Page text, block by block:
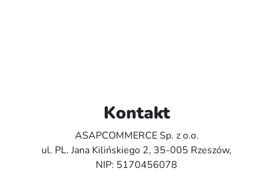
Kontakt
ASAPCOMMERCE Sp. z o.o.
ul. PL. Jana Kilińskiego 2, 35-005 Rzeszów,
NIP: 5170456078